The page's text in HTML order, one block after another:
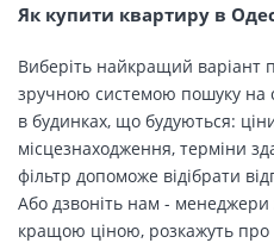
Як купити квартиру в
Виберіть найкращий варіант
зручною системою пошуку на
в будинках, що будуються:
місцезнаходження, терміни
фільтр допоможе відібрати
Або дзвоніть нам -
кращою ціною, розкажуть про